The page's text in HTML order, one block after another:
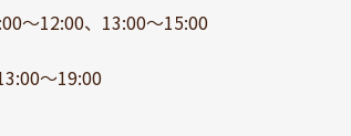
～12:00、13:00～15:00
～19:00